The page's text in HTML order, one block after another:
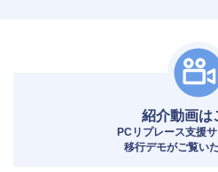
紹介動画は
PCリプレース支援
移行デモがご覧い